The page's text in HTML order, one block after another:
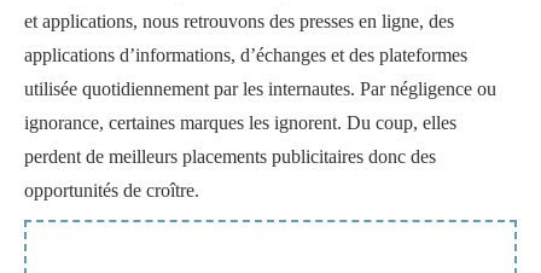
et applications, nous retrouvons des presses en ligne, des
applications d’informations, d’échanges et des plateformes
utilisée quotidiennement par les internautes. Par négligence ou
ignorance, certaines marques les ignorent. Du coup, elles
perdent de meilleurs placements publicitaires donc des
opportunités de croître.